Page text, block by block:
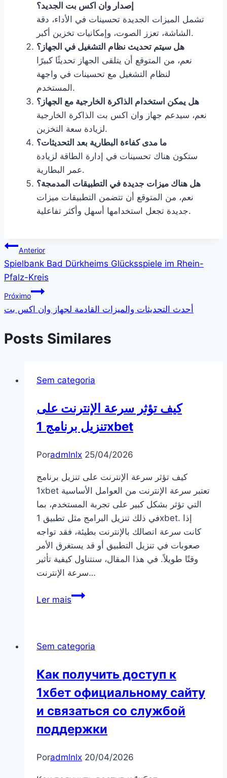
إصدار وان اكس بت الجديد؟
تشمل الميزات الجديدة تحسينات في الأداء، دقة
الشاشة، تعزز الصوت، وإمكانيات تخزين أكبر.
هل سيتم تحديث نظام التشغيل في الجهاز؟
نعم، من المتوقع أن يتلقى الجهاز تحديثًا كبيرًا
لنظام التشغيل مع تحسينات في واجهة
المستخدم.
هل يمكن استخدام الذاكرة الخارجية مع الجهاز؟
نعم، سيدعم جهاز وان اكس بت الذاكرة الخارجية
لزيادة سعة التخزين.
ما مدى كفاءة البطارية بعد التحديثات؟
ستكون هناك تحسينات في إدارة الطاقة لزيادة
عمر البطارية.
هل هناك ميزات جديدة في التطبيقات المدمجة؟
نعم، من المتوقع أن تتضمن التطبيقات ميزات
جديدة تجعل استخدامها أسهل وأكثر تفاعلية.
Navegação
de
Post
Anterior
Spielbank Bad Dürkheims Glücksspiele im Rhein-
Pfalz-Kreis
Próximo
أحدث التحديثات والميزات القادمة لجهاز وان اكس بت
Posts Similares
Sem categoria
كيف تؤثر سرعة الإنترنت على
تنزيل برنامج 1xbet
Poradmlnlx 25/04/2026
كيف تؤثر سرعة الإنترنت على تنزيل برنامج
1xbet تعتبر سرعة الإنترنت من العوامل الأساسية
التي تؤثر بشكل كبير على تجربة المستخدم، بما
في ذلك تنزيل البرامج مثل تطبيق 1xbet. إذا
كانت سرعة اتصالك بالإنترنت بطيئة، فقد تواجه
صعوبات في تنزيل التطبيق أو قد يستغرق الأمر
وقتًا طويلاً. في هذا المقال، سنتناول كيفية تأثير
سرعة الإنترنت…
Ler maisكيف
على
برنامج
1xbet
Sem categoria
Как получить доступ к
1хбет официальному сайту
и связаться со службой
поддержки
Poradmlnlx 20/04/2026